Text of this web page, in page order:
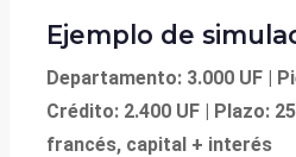
Ejemplo de
Departamento: 3.000 UF |
Crédito: 2.400 UF | Plazo:
francés, capital + interés